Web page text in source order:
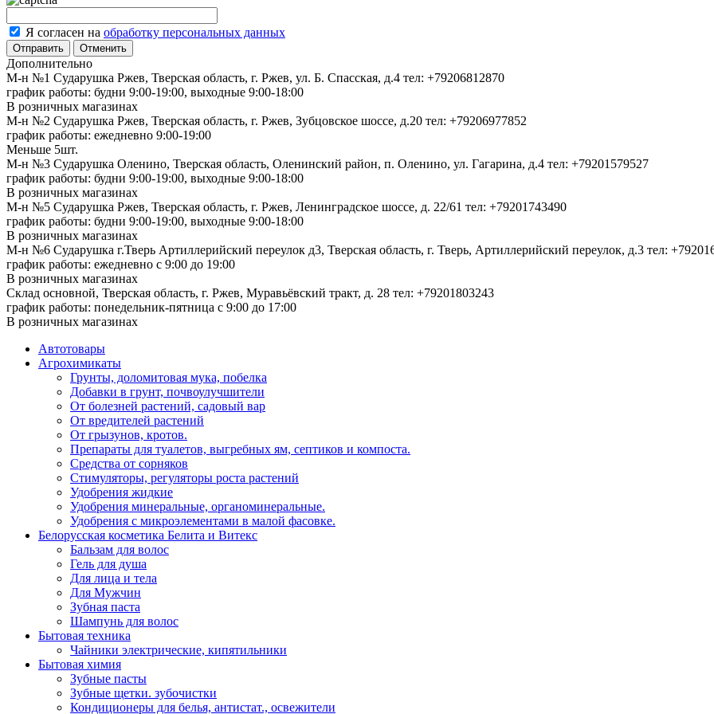
Я согласен на обработку персональных данных
Отменить
Дополнительно
М-н №1 Сударушка Ржев, Тверская область, г. Ржев, ул. Б. Спасская, д.4 тел: +79206812870
график работы: будни 9:00-19:00, выходные 9:00-18:00
В розничных магазинах
М-н №2 Cударушка Ржев, Тверская область, г. Ржев, Зубцовское шоссе, д.20 тел: +79206977852
график работы: ежедневно 9:00-19:00
Меньше 5шт.
М-н №3 Сударушка Оленино, Тверская область, Оленинский район, п. Оленино, ул. Гагарина, д.4 тел: +79201579527
график работы: будни 9:00-19:00, выходные 9:00-18:00
В розничных магазинах
М-н №5 Сударушка Ржев, Тверская область, г. Ржев, Ленинградское шоссе, д. 22/61 тел: +79201743490
график работы: будни 9:00-19:00, выходные 9:00-18:00
В розничных магазинах
М-н №6 Сударушка г.Тверь Артиллерийский переулок д3, Тверская область, г. Тверь, Артиллерийский переулок, д.3 тел:
график работы: ежедневно с 9:00 до 19:00
В розничных магазинах
Склад основной, Тверская область, г. Ржев, Муравьёвский тракт, д. 28 тел: +79201803243
график работы: понедельник-пятница с 9:00 до 17:00
В розничных магазинах
Автотовары
Агрохимикаты
Грунты, доломитовая мука, побелка
Добавки в грунт, почвоулучшители
От болезней растений, садовый вар
От вредителей растений
От грызунов, кротов.
Препараты для туалетов, выгребных ям, септиков и компоста.
Средства от сорняков
Стимуляторы, регуляторы роста растений
Удобрения жидкие
Удобрения минеральные, органоминеральные.
Удобрения с микроэлементами в малой фасовке.
Белорусская косметика Белита и Витекс
Бальзам для волос
Гель для душа
Для лица и тела
Для Мужчин
Зубная паста
Шампунь для волос
Бытовая техника
Чайники электрические, кипятильники
Бытовая химия
Зубные пасты
Зубные щетки. зубочистки
Кондиционеры для белья, антистат., освежители